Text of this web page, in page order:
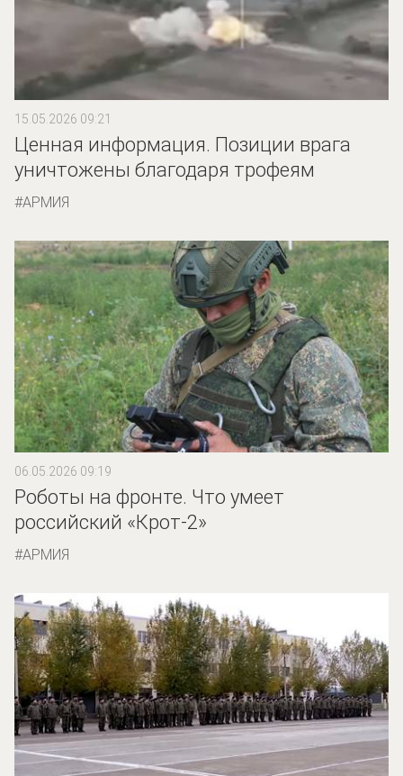
15.05.2026 09:21
Ценная информация. Позиции врага
уничтожены благодаря трофеям
АРМИЯ
06.05.2026 09:19
Роботы на фронте. Что умеет
российский «Крот-2»
АРМИЯ